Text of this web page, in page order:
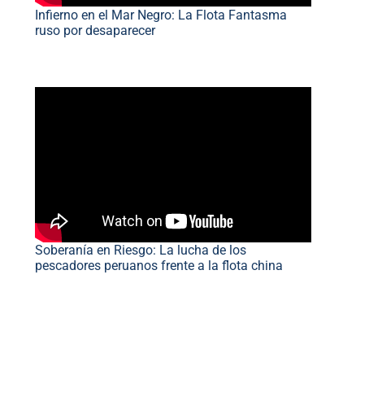
Infierno en el Mar Negro: La Flota Fantasma
ruso por desaparecer
Soberanía en Riesgo: La lucha de los
pescadores peruanos frente a la flota china